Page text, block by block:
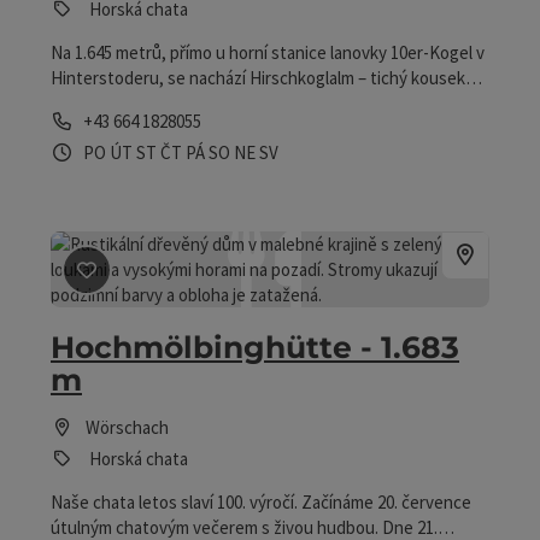
Horská chata
Na 1.645 metrů, přímo u horní stanice lanovky 10er-Kogel v
Hinterstoderu, se nachází Hirschkoglalm – tichý kousek
telefon
+43 664 1828055
Otevírací doba
PO Otevřeno v pondělí
ÚT Otevřeno v úterý
ST Otevřeno ve středu
ČT Otevřeno ve čtvrtek
PÁOtevřeno v pátek
SO Otevřeno v sobotu
NEOtevřeno v neděli
SVOtevřeno o svátcích
Označit příspěvek : Hochmölbinghütte - 1.683 m
Hochmölbinghütte - 1.683
m
Wörschach
Horská chata
Naše chata letos slaví 100. výročí. Začínáme 20. července
útulným chatovým večerem s živou hudbou. Dne 21.